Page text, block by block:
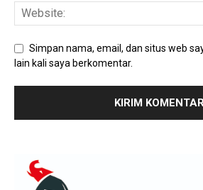
Simpan nama, email, dan situs web
lain kali saya berkomentar.